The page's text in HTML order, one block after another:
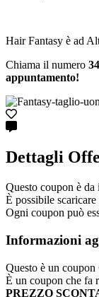
Hair Fantasy è ad
Chiama il numero
appuntamento!
Dettagli
Questo coupon è da
È possibile
Ogni coupon può
Informazioni
Questo è un coupon
È un coupon che fa
PREZZO